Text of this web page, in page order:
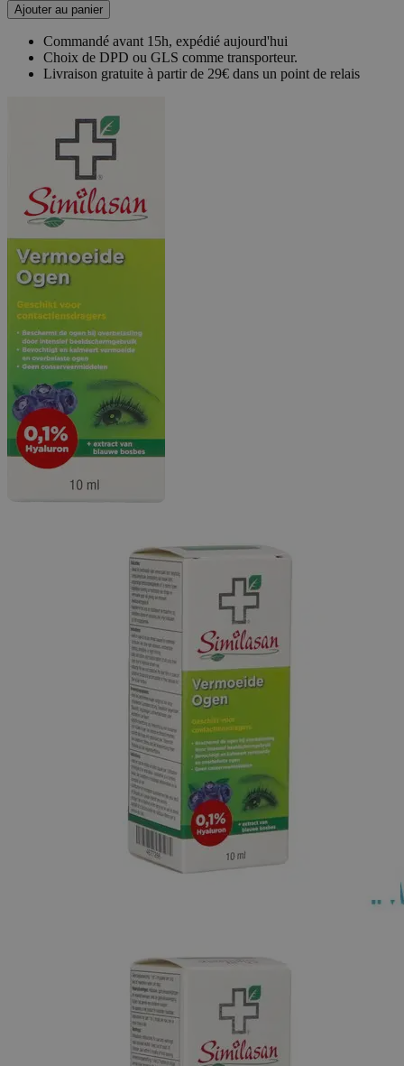
Ajouter au panier
Commandé avant 15h, expédié aujourd'hui
Choix de DPD ou GLS comme transporteur.
Livraison gratuite à partir de 29€ dans un point de relais